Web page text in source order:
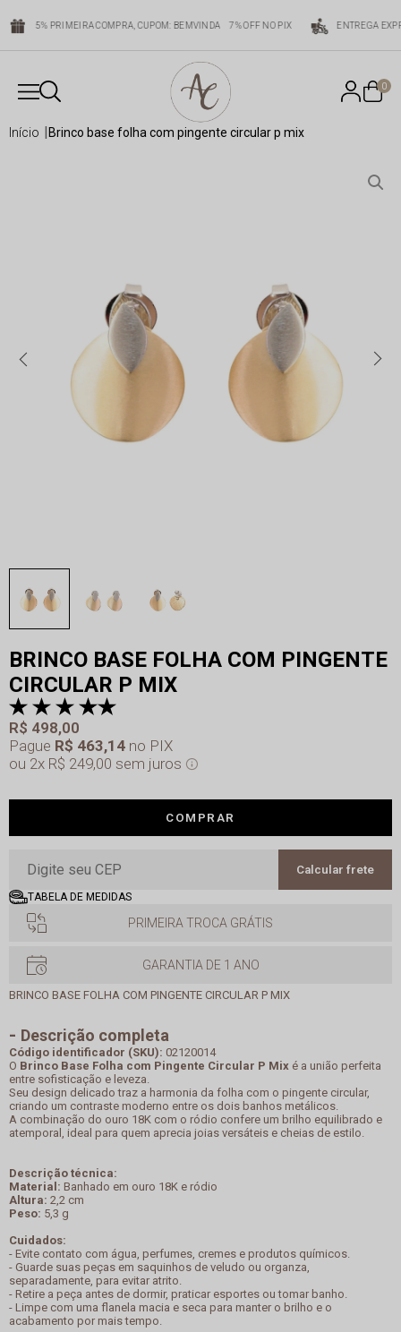
5% PRIMEIRA COMPRA, CUPOM: BEMVINDA 7% OFF NO PIX ENTREGA
0
início brinco base folha com pingente circular p mix
BRINCO BASE FOLHA COM PINGENTE
CIRCULAR P MIX
Pague R$ 463,14no PIX
R$ 498,00
2x R$ 249,00 sem juros
COMPRAR
Calcular frete
TABELA DE MEDIDAS
PRIMEIRA TROCA GRÁTIS
GARANTIA DE 1 ANO
BRINCO BASE FOLHA COM PINGENTE CIRCULAR P MIX
Descrição completa
Código identificador (SKU): 02120014
O Brinco Base Folha com Pingente Circular P Mixé a união perfeita
entre sofisticação e leveza.
Seu design delicado traz a harmonia da folha com o pingente circular,
criando um contraste moderno entre os dois banhos metálicos.
A combinação do ouro 18K com o ródio confere um brilho equilibrado e
atemporal, ideal para quem aprecia joias versáteis e cheias de estilo.
Descrição técnica:
Material: Banhado em ouro 18K e ródio
Altura: 2,2 cm
Peso: 5,3 g
Cuidados:
- Evite contato com água, perfumes, cremes e produtos químicos.
- Guarde suas peças em saquinhos de veludo ou organza,
separadamente, para evitar atrito.
- Retire a peça antes de dormir, praticar esportes ou tomar banho.
- Limpe com uma flanela macia e seca para manter o brilho e o
acabamento por mais tempo.